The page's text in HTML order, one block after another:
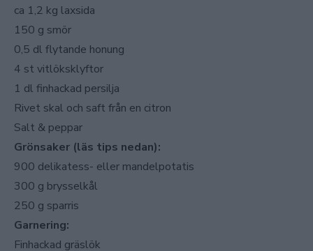
ca 1,2 kg laxsida
150 g smör
0,5 dl flytande honung
4 st vitlöksklyftor
1 dl finhackad persilja
Rivet skal och saft från en citron
Salt & peppar
Grönsaker (läs tips nedan):
900 delikatess- eller mandelpotatis
300 g brysselkål
250 g sparris
Garnering:
Finhackad gräslök